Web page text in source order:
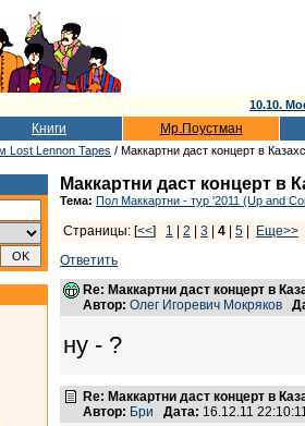
10.10.
Книги Мр.Поустман
Lost Lennon Tapes / Маккартни даст концерт в
Маккартни даст концерт в
Тема: Пол Маккартни - тур '2011 (Up and
Страницы: [<<] 1 2 3 4 5
Еще>>
Ответить
Re: Маккартни даст концерт в
Автор: Олег Игоревич Мокряков
ну - ?
Re: Маккартни даст концерт в
Автор: Бри Дата: 16.12.11